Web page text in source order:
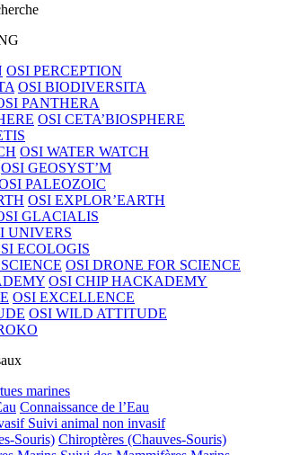
OSI PERCEPTION
OSI BIODIVERSITA
PANTHERA
OSI CETA’BIOSPHERE
OSI WATER WATCH
OSI GEOSYST’M
PALEOZOIC
OSI EXPLOR’EARTH
GLACIALIS
UNIVERS
ECOLOGIS
OSI DRONE FOR SCIENCE
OSI CHIP HACKADEMY
OSI EXCELLENCE
OSI WILD ATTITUDE
marines
Connaissance de l’Eau
Suivi animal non invasif
Souris) Chiroptères (Chauves-Souris)